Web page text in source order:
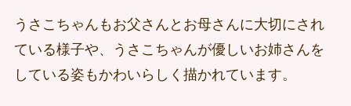
うさこちゃんもお父さんとお母さんに大切にされ
ている様子や、うさこちゃんが優しいお姉さんを
している姿もかわいらしく描かれています。